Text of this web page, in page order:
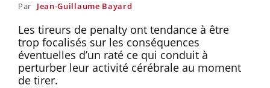
Par Jean-Guillaume Bayard
Les tireurs de penalty ont tendance à être
trop focalisés sur les conséquences
éventuelles d’un raté ce qui conduit à
perturber leur activité cérébrale au moment
de tirer.